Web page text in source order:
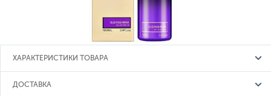
ХАРАКТЕРИСТИКИ ТОВАРА
ДОСТАВКА